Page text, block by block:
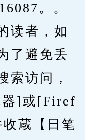
。。
者，如
了避免丢
索访问，
器]或[Firef
蔵【日笔